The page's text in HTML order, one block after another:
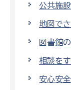
公共施
地図で
図書館
相談を
安心安